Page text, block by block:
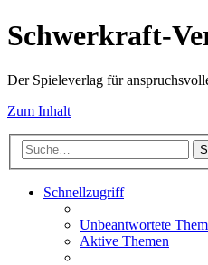
Schwerkraft-
Der Spieleverlag für
Zum Inhalt
Schnellzugriff
Unbeantwortete
Aktive Themen